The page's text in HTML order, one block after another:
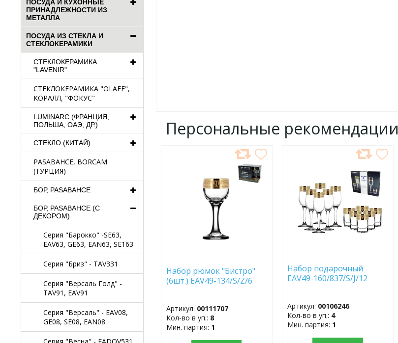
ПОСУДА И КУХОННЫЕ
ПРИНАДЛЕЖНОСТИ ИЗ
МЕТАЛЛА
ПОСУДА ИЗ СТЕКЛА И
СТЕКЛОКЕРАМИКИ
СТЕКЛОКЕРАМИКА
"LAVENIR"
СТЕКЛОКЕРАМИКА "OLAFF",
КОРАЛЛ, "ФОКУС"
LUMINARC (ФРАНЦИЯ,
ПОЛЬША, ОАЭ, ДР.)
СТЕКЛО (КИТАЙ)
PASABAHCE, BORCAM
(ТУРЦИЯ)
БОР, PASABAHCE
БОР, PASABAHCE (С
ДЕКОРОМ)
Серия "Барокко" -SE63,
EAV63, GE63, EAN63, SE163
Серия "Бриз" - TAV331
Серия "Версаль Голд" -
TAV91, EAV91
Серия "Версаль" - EAV08,
GE08, SE08, EAN08
Персональные рекомендации
ИЗБРАННОЕ
Набор рюмок "Бистро"
(6шт.) EAV49-134/S/Z/6
Артикул: 00111707
Кол-во в уп.: 8
Мин. партия: 1
Набор подарочный
EAV49-160/837/S/J/12
Артикул: 00106246
Кол-во в уп.: 4
Мин. партия: 1